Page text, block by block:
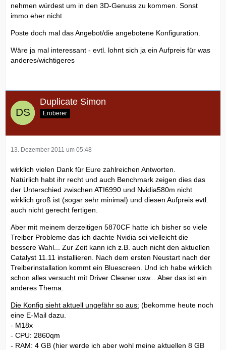
nehmen würdest um in den 3D-Genuss zu kommen. Sonst
immo eher nicht
Poste doch mal das Angebot/die angebotene Konfiguration.
Wäre ja mal interessant - evtl. lohnt sich ja ein Aufpreis für was
anderes/wichtigeres
Duplicate Simon
Eroberer
13. Dezember 2011 um 05:48
wirklich vielen Dank für Eure zahlreichen Antworten.
Natürlich habt ihr recht und auch Benchmark zeigen dies das
der Unterschied zwischen ATI6990 und Nvidia580m nicht
wirklich groß ist (sogar sehr minimal) und diesen Aufpreis evtl.
auch nicht gerecht fertigen.
Aber mit meinem derzeitigen 5870CF hatte ich bisher so viele
Treiber Probleme das ich dachte Nvidia sei vielleicht die
bessere Wahl... Zur Zeit kann ich z.B. auch nicht den aktuellen
Catalyst 11.11 installieren. Nach dem ersten Neustart nach der
Treiberinstallation kommt ein Bluescreen. Und ich habe wirklich
schon alles versucht mit Driver Cleaner usw... Aber das ist ein
anderes Thema.
Die Konfig sieht aktuell ungefähr so aus: (bekomme heute noch
eine E-Mail dazu.
- M18x
- CPU: 2860qm
- RAM: 4 GB (hier werde ich aber wohl meine aktuellen 8 GB